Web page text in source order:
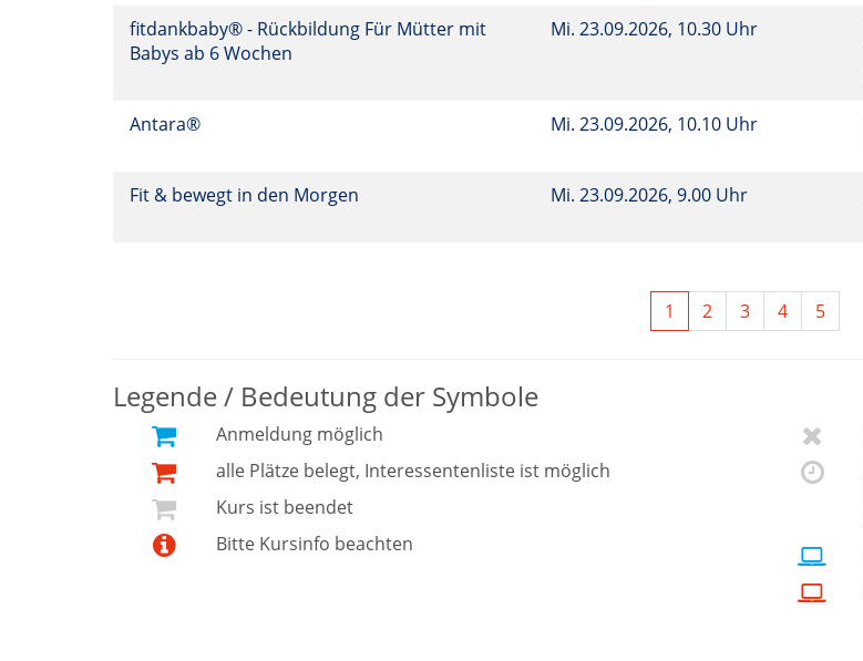
fitdankbaby® - Rückbildung Für Mütter mit
Babys ab 6 Wochen
Mi. 23.09.2026, 10.30 Uhr
Antara® Mi. 23.09.2026, 10.10 Uhr
Fit & bewegt in den Morgen Mi. 23.09.2026, 9.00 Uhr
1 2 3 4 5
Legende / Bedeutung der Symbole
Anmeldung möglich
alle Plätze belegt, Interessentenliste ist möglich
Kurs ist beendet
Bitte Kursinfo beachten